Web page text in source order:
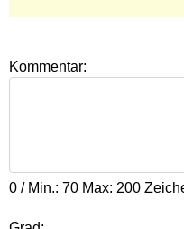
Kommentar:
0 / Min.: 70 Max: 200